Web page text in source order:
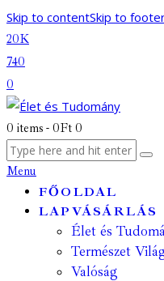
Skip to contentSkip to
20K
740
0
0 items - 0Ft 0
Menu
FŐOLDAL
LAPVÁSÁRLÁS
Élet és
Természet
Valóság